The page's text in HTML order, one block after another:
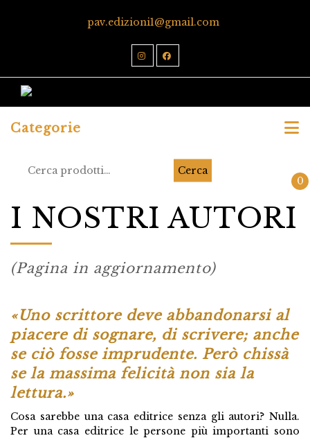
pav.edizioni1@gmail.com
Categorie
Cerca
0
I NOSTRI AUTORI
(Pagina in aggiornamento)
«Uno scrittore deve abbandonarsi al
piacere di sognare, di scrivere; anche
se ciò fosse imprudente. Però chissà
se la massima felicità non sia la
lettura.»
Cosa sarebbe una casa editrice senza gli autori? Nulla.
Per una casa editrice le persone più importanti sono